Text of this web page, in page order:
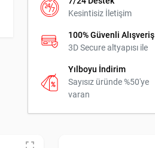
Kesintisiz İletişim
100% Güvenli Alışveriş
3D Secure altyapısı ile
Yılboyu İndirim
Sayısız üründe %50'ye
varan